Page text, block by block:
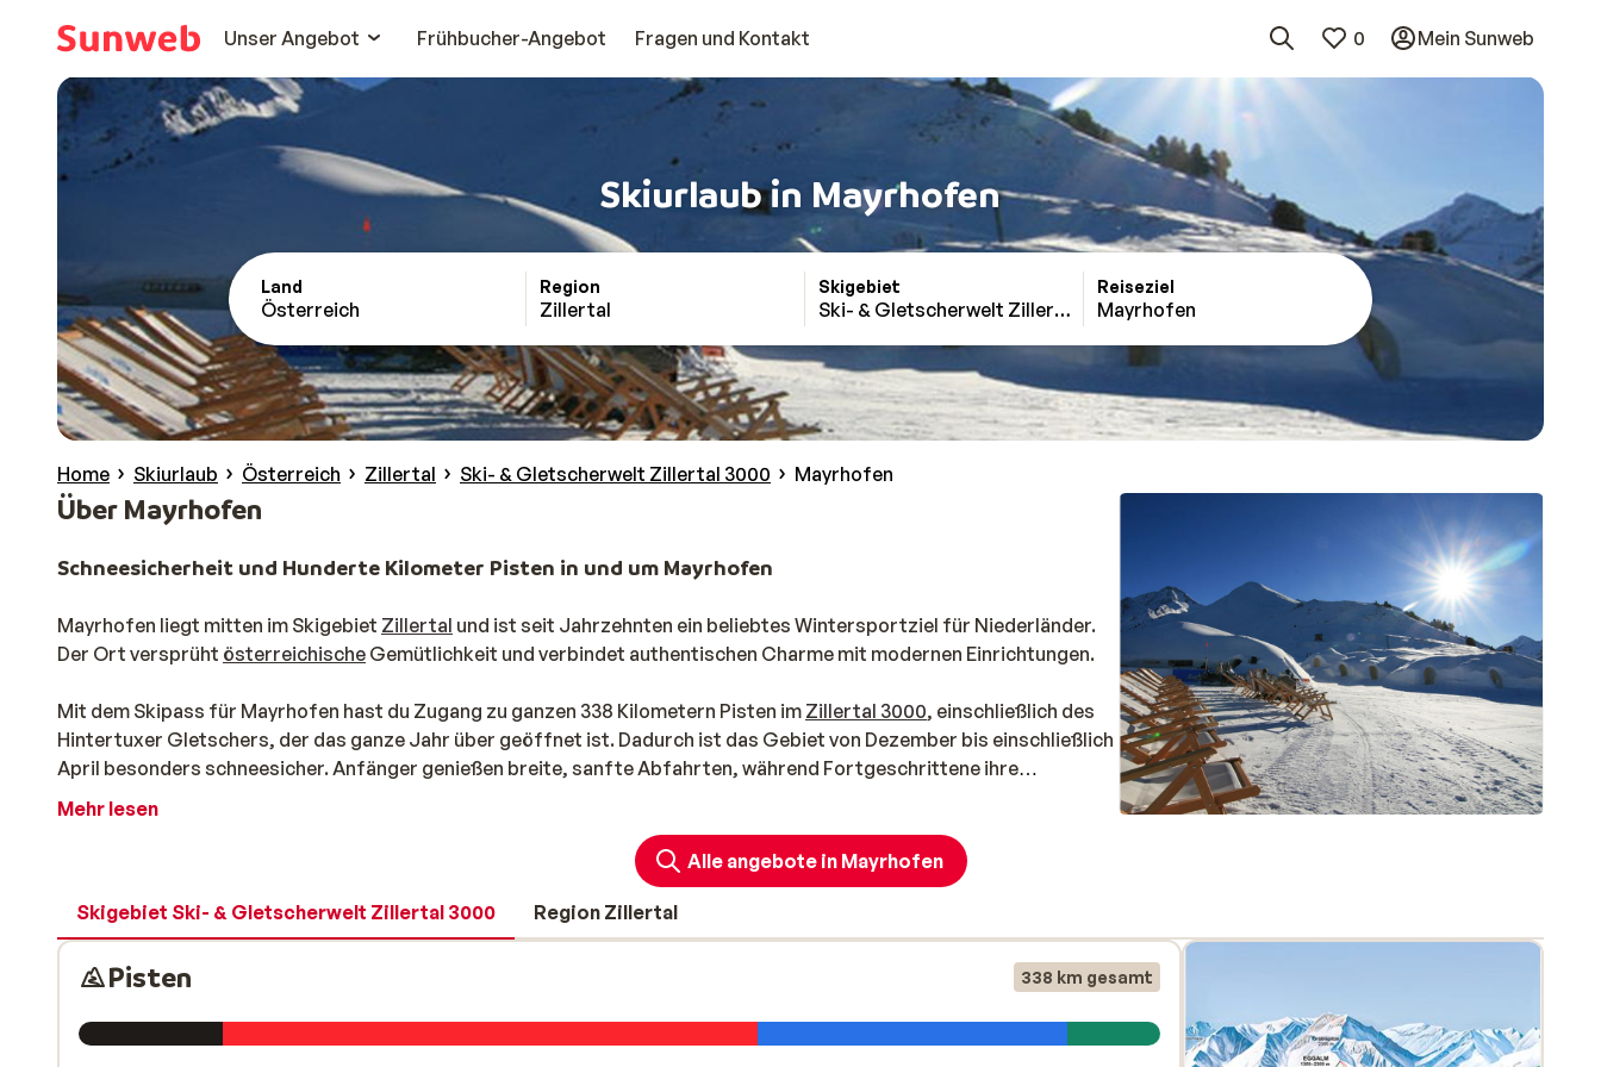
Unser Angebot
Frühbucher-Angebot Fragen und Kontakt 0 Mein Sunweb
Skiurlaub in Mayrhofen
Land
Österreich
Region
Zillertal
Skigebiet
Ski- & Gletscherwelt Zillertal 3000
Reiseziel
Mayrhofen
Home Skiurlaub Österreich Zillertal Ski- & Gletscherwelt Zillertal 3000 Mayrhofen
Über Mayrhofen
Schneesicherheit und Hunderte Kilometer Pisten in und um Mayrhofen
Mayrhofen liegt mitten im Skigebiet Zillertal und ist seit Jahrzehnten ein beliebtes Wintersportziel für Niederländer.
Der Ort versprüht österreichische Gemütlichkeit und verbindet authentischen Charme mit modernen Einrichtungen.
Mit dem Skipass für Mayrhofen hast du Zugang zu ganzen 338 Kilometern Pisten im Zillertal 3000, einschließlich des
Hintertuxer Gletschers, der das ganze Jahr über geöffnet ist. Dadurch ist das Gebiet von Dezember bis einschließlich
April besonders schneesicher. Anfänger genießen breite, sanfte Abfahrten, während Fortgeschrittene ihre
Fähigkeiten auf der berühmten Harakiri-Piste testen – mit 78 % Gefälle die steilste Abfahrt Österreichs. Auch
Das Skigebiet von Mayrhofen ist Teil des größeren Zillertals. Mit nur einem Skipass kannst du auch die Pisten von
Hochzillertal,Kaltenbachund derZillertal Arenaentdecken. Von den sonnigen Hängen des Penkenjoch bis zu den
langen Talabfahrten in Richtung Gerlos und Kaltenbach bietet jeder Tag neue Möglichkeiten.
Neben Skifahren und Snowboarden gibt es viele Alternativen: Eislaufen auf der Eisbahn, Nachtrodeln oder Freestyle-
Mehr lesen
Alle angebote in Mayrhofen
Skigebiet Ski- & Gletscherwelt Zillertal 3000 Region Zillertal
Pisten 338 km gesamt